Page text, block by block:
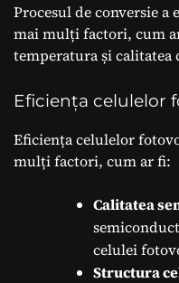
Procesul de conversie a
mai mulți factori, cum
temperatura și
Eficiența celulelor
Eficiența celulelor
mulți factori, cum ar fi:
Calitatea
celulei
Structura